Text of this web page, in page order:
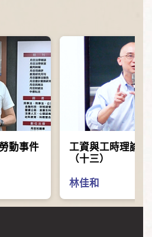
動事件
工資與工時理論
（十三）
林佳和